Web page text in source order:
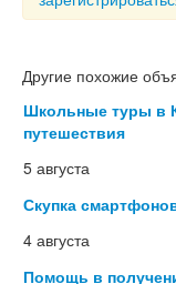
Другие похожие
Школьные туры в
путешествия
5 августа
Скупка
4 августа
Помощь в